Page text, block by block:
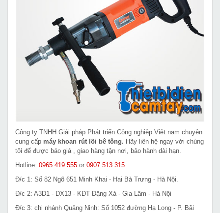
Công ty TNHH Giải pháp Phát triển Công nghiệp Việt nam chuyên
cung cấp máy khoan rút lõi bê tông. Hãy liên hệ ngay với chúng
tôi để được báo giá , giao hàng tận nơi, bảo hành dài hạn.
Hotline: 0965.419.555 or 0907.513.315
Đ/c 1: Số 82 Ngõ 651 Minh Khai - Hai Bà Trưng - Hà Nội.
Đ/c 2: A3D1 - DX13 - KĐT Đặng Xá - Gia Lâm - Hà Nội
Đ/c 3: chi nhánh Quảng Ninh: Số 1052 đường Hạ Long - P. Bãi